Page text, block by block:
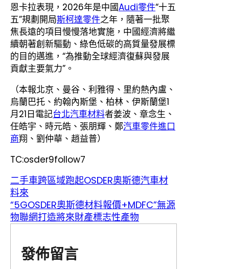
恩卡拉表現，2026年是中國Audi零件“十五
五”規劃開局斯柯達零件之年，隨著一批聚
焦長遠的項目慢慢落地實施，中國經濟將繼
續朝著創新驅動、綠色低碳的高質量發展標
的目的邁進，“為推動全球經濟復蘇與發展
貢獻主要氣力”。
（本報北京、曼谷、利雅得、里約熱內盧、
烏蘭巴托、約翰內斯堡、柏林、伊斯蘭堡1
月21日電記台北汽車材料者姜波、章念生、
任皓宇、時元皓、張朋輝、鄭汽車零件進口
商翔、劉仲華、趙益普）
TC:osder9follow7
二手車跨區域跑起OSDER奧斯德汽車材
料來
“5GOSDER奧斯德材料報價+MDFC”無源
物聯網打造將來財產標志性產物
發佈留言